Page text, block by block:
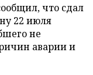
что сдал
22 июля
не
аварии и